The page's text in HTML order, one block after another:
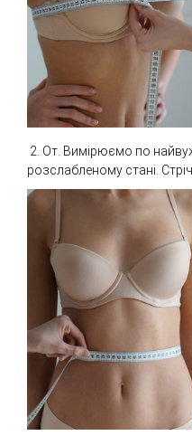
2. От. Вимірюємо по
розслабленому стані.